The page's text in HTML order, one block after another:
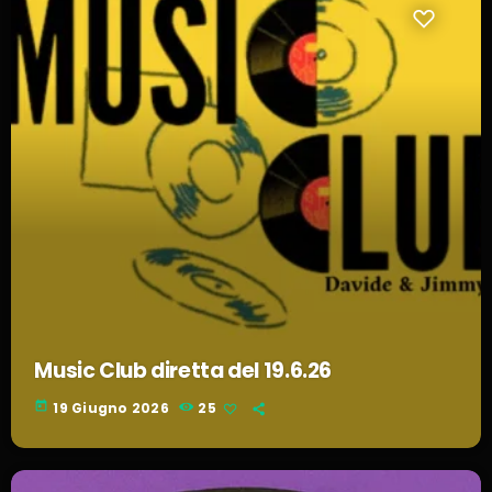
Music Club diretta del 19.6.26
today 19 Giugno 2026 25